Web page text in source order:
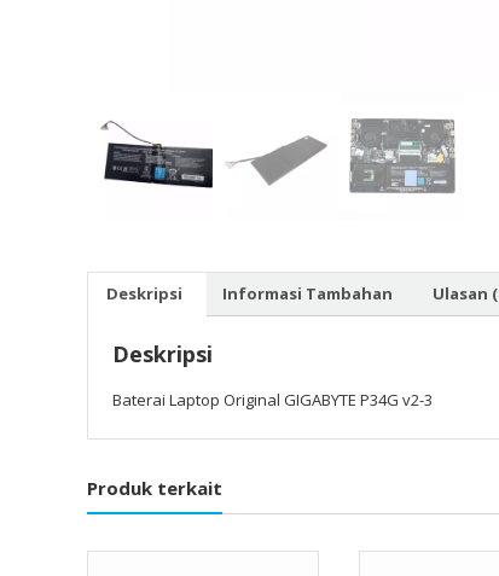
Deskripsi Informasi Tambahan Ulasan
Deskripsi
Baterai Laptop Original GIGABYTE P34G v2-3
Produk terkait